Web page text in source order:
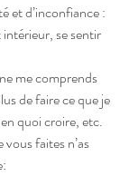
et d’inconfiance :
se sentir
me comprends
de faire ce que je
quoi croire, etc.
faites n’as